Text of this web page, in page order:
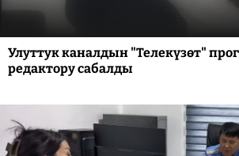
Улуттук каналдын "Телекүзөт"
редактору сабалды